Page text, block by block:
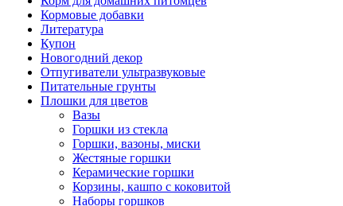
Кормовые добавки
Литература
Купон
Новогодний декор
Отпугиватели ультразвуковые
Питательные грунты
Плошки для цветов
Вазы
Горшки из стекла
Горшки, вазоны, миски
Жестяные горшки
Керамические горшки
Корзины, кашпо с коковитой
Наборы горшков